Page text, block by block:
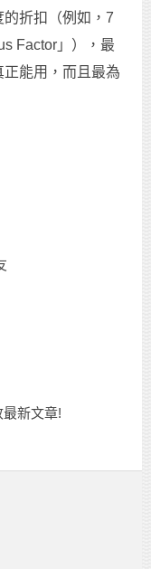
折扣（例如，7
Factor」），最
能用，而且最為
新文章!